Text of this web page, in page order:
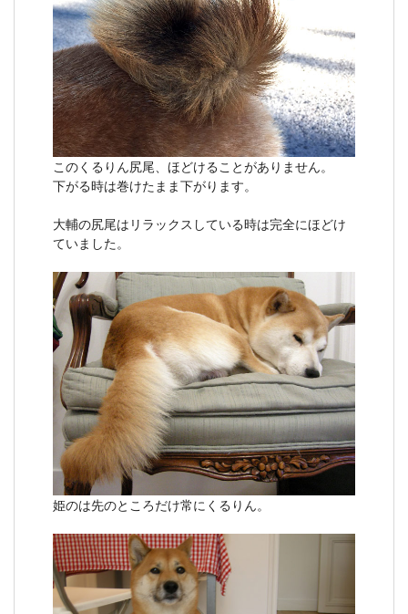
このくるりん尻尾、ほどけることがありません。
下がる時は巻けたまま下がります。
大輔の尻尾はリラックスしている時は完全にほどけ
ていました。
姫のは先のところだけ常にくるりん。